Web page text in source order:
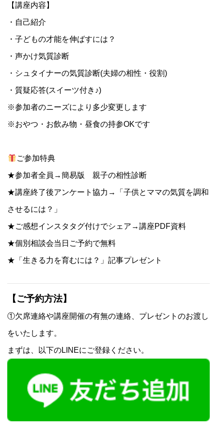
【講座内容】
・自己紹介
・子どもの才能を伸ばすには？
・声かけ気質診断
・シュタイナーの気質診断(夫婦の相性・役割)
・質疑応答(スイーツ付き♪)
※参加者のニーズにより多少変更します
※おやつ・お飲み物・昼食の持参OKです
ご参加特典
★参加者全員→簡易版 親子の相性診断
★講座終了後アンケート協力→「子供とママの気質を調和
させるには？」
★ご感想インスタタグ付けでシェア→講座PDF資料
★個別相談会当日ご予約で無料
★「生きる力を育むには？」記事プレゼント
【ご予約方法】
①欠席連絡や講座開催の有無の連絡、プレゼントのお渡し
をいたします。
まずは、以下のLINEにご登録ください。